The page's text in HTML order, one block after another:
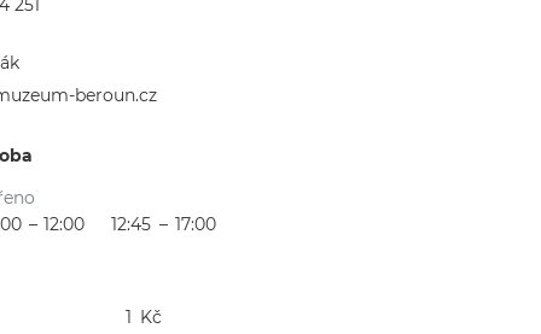
251
beroun.cz
– 12:00 12:45 – 17:00
1 Kč